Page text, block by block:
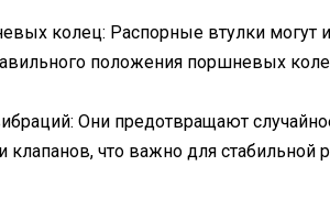
колец: Распорные втулки могут
положения поршневых
Они предотвращают
что важно для стабильной